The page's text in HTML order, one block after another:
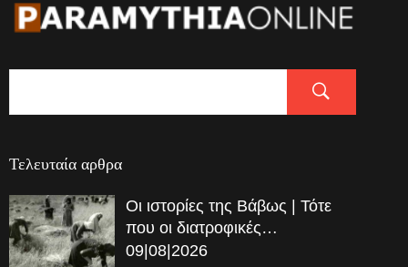
Τελευταία αρθρα
Οι ιστορίες της Βάβως | Τότε
που οι διατροφικές…
09|08|2026